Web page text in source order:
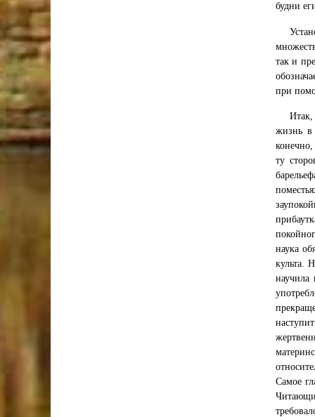
будни
так и
при
жизнь в
ту
наука
культа.
научила
Самое